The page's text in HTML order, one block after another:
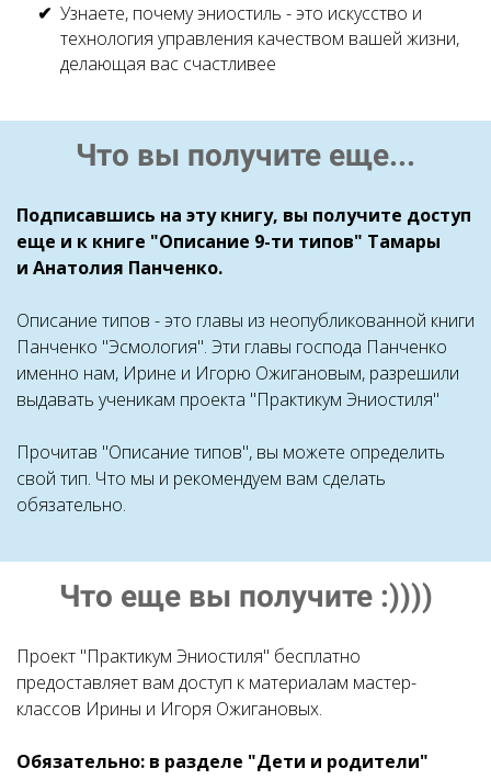
Узнаете, почему эниостиль - это искусство и
технология управления качеством вашей жизни,
делающая вас счастливее
Что вы получите еще...
Подписавшись на эту книгу, вы получите доступ
еще и к книге "Описание 9-ти типов" Тамары
и Анатолия Панченко.
Описание типов - это главы из неопубликованной книги
Панченко "Эсмология". Эти главы господа Панченко
именно нам, Ирине и Игорю Ожигановым, разрешили
выдавать ученикам проекта "Практикум Эниостиля"
Прочитав "Описание типов", вы можете определить
свой тип. Что мы и рекомендуем вам сделать
обязательно.
Что еще вы получите :))))
Проект "Практикум Эниостиля" бесплатно
предоставляет вам доступ к материалам мастер-
классов Ирины и Игоря Ожигановых.
Обязательно: в разделе "Дети и родители"